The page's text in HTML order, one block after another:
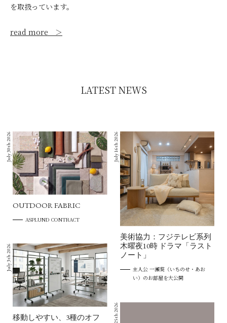
を取扱っています。
read more ＞
LATEST NEWS
July 30th 2026
OUTDOOR FABRIC
ASPLUND CONTRACT
July 16th 2026
美術協力：フジテレビ系列
木曜夜10時 ドラマ「ラスト
ノート」
主人公 一瀬葵（いちのせ・あお
い）のお部屋を大公開
July 3th 2026
移動しやすい、3種のオフ